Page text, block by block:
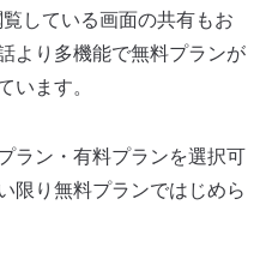
している画面の共有もお
より多機能で無料プランが
います。
ラン・有料プランを選択可
限り無料プランではじめら